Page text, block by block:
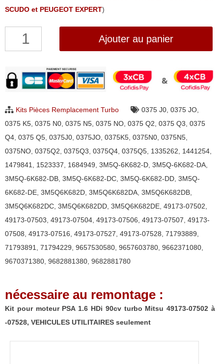
SCUDO et PEUGEOT EXPERT)
quantité
pour
moteur
1.6
90cv
49173-
VEHICULES
UTILITAIRES
Ajouter au panier
Kits Pièces Remplacement Turbo 0375 J0, 0375 JO,
0375 K5, 0375 N0, 0375 N5, 0375 NO, 0375 Q2, 0375 Q3, 0375
Q4, 0375 Q5, 0375J0, 0375JO, 0375K5, 0375N0, 0375N5,
0375NO, 0375Q2, 0375Q3, 0375Q4, 0375Q5, 1335262, 1441254,
1479841, 1523337, 1684949, 3M5Q-6K682-D, 3M5Q-6K682-DA,
3M5Q-6K682-DB, 3M5Q-6K682-DC, 3M5Q-6K682-DD, 3M5Q-
6K682-DE, 3M5Q6K682D, 3M5Q6K682DA, 3M5Q6K682DB,
3M5Q6K682DC, 3M5Q6K682DD, 3M5Q6K682DE, 49173-07502,
49173-07503, 49173-07504, 49173-07506, 49173-07507, 49173-
07508, 49173-07516, 49173-07527, 49173-07528, 71793889,
71793891, 71794229, 9657530580, 9657603780, 9662371080,
9670371380, 9682881380, 9682881780
nécessaire au remontage :
Kit pour moteur PSA 1.6 HDi 90cv turbo Mitsu 49173-07502 à
-07528, VEHICULES UTILITAIRES seulement